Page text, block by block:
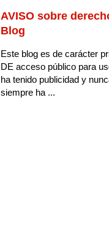
AVISO sobre
Blog
Este blog es de carácter
DE acceso público para
ha tenido publicidad y
siempre ha ...